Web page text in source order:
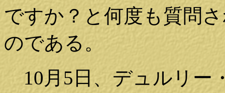
ですか？と何度も質問
のである。
10月5日、デュルリー